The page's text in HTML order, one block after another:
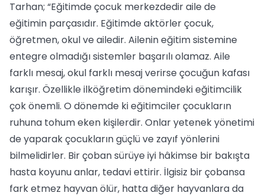
Tarhan; “Eğitimde çocuk merkezdedir aile de
eğitimin parçasıdır. Eğitimde aktörler çocuk,
öğretmen, okul ve ailedir. Ailenin eğitim sistemine
entegre olmadığı sistemler başarılı olamaz. Aile
farklı mesaj, okul farklı mesaj verirse çocuğun kafası
karışır. Özellikle ilköğretim dönemindeki eğitimcilik
çok önemli. O dönemde ki eğitimciler çocukların
ruhuna tohum eken kişilerdir. Onlar yetenek yönetimi
de yaparak çocukların güçlü ve zayıf yönlerini
bilmelidirler. Bir çoban sürüye iyi hâkimse bir bakışta
hasta koyunu anlar, tedavi ettirir. İlgisiz bir çobansa
fark etmez hayvan ölür, hatta diğer hayvanlara da